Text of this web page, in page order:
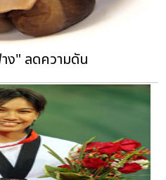
ง" ลดความดัน